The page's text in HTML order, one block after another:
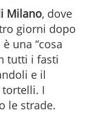
Milano, dove
giorni dopo
una “cosa
tutti i fasti
e il
I
le strade.